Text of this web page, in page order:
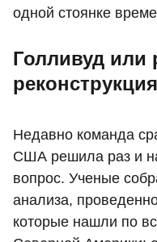
одной стоянке
Голливуд или
Недавно команда
США решила раз и
вопрос. Ученые
анализа,
которые нашли по